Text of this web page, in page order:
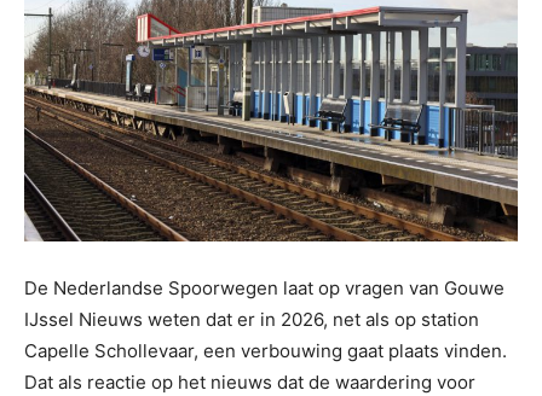
De Nederlandse Spoorwegen laat op vragen van Gouwe
IJssel Nieuws weten dat er in 2026, net als op station
Capelle Schollevaar, een verbouwing gaat plaats vinden.
Dat als reactie op het nieuws dat de waardering voor